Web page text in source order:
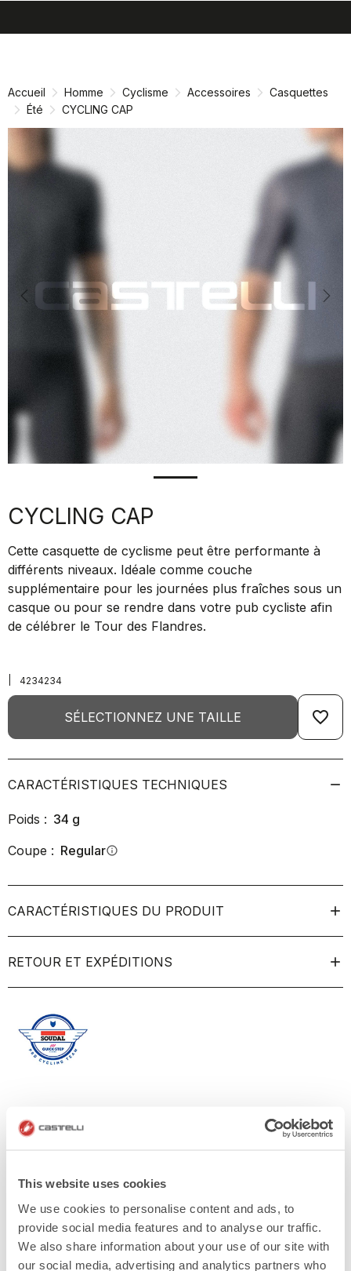
This website uses cookies
We use cookies to personalise content and ads, to
provide social media features and to analyse our traffic.
We also share information about your use of our site with
our social media, advertising and analytics partners who
directement
navigation
directement
Accueil Homme Cyclisme Accessoires
Casquettes
Été
CYCLING CAP
Previous
CYCLING CAP
Cette casquette de cyclisme peut être performante à
différents niveaux. Idéale comme couche
supplémentaire pour les journées plus fraîches sous un
casque ou pour se rendre dans votre pub cycliste afin
de célébrer le Tour des Flandres.
4234234
SÉLECTIONNEZ UNE TAILLE favorite_border
CARACTÉRISTIQUES TECHNIQUES
Poids : 34 g
Coupe : Regularinfo
CARACTÉRISTIQUES DU PRODUIT
RETOUR ET EXPÉDITIONS